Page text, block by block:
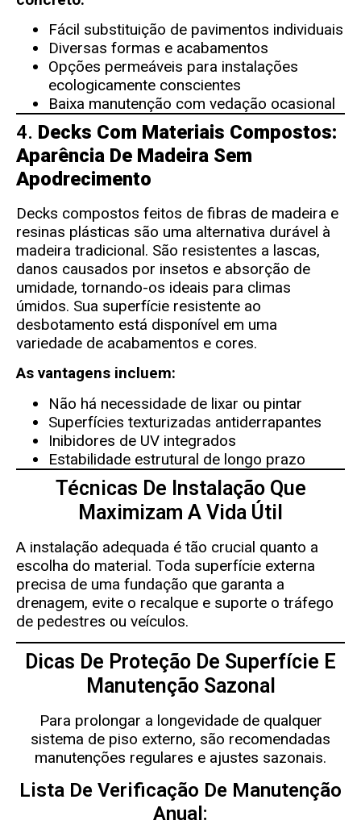
Fácil substituição de pavimentos individuais
Diversas formas e acabamentos
Opções permeáveis ​​para instalações
ecologicamente conscientes
Baixa manutenção com vedação ocasional
4. Decks Com Materiais Compostos:
Aparência De Madeira Sem
Apodrecimento
Decks compostos feitos de fibras de madeira e
resinas plásticas são uma alternativa durável à
madeira tradicional. São resistentes a lascas,
danos causados ​​por insetos e absorção de
umidade, tornando-os ideais para climas
úmidos. Sua superfície resistente ao
desbotamento está disponível em uma
variedade de acabamentos e cores.
As vantagens incluem:
Não há necessidade de lixar ou pintar
Superfícies texturizadas antiderrapantes
Inibidores de UV integrados
Estabilidade estrutural de longo prazo
Técnicas De Instalação Que
Maximizam A Vida Útil
A instalação adequada é tão crucial quanto a
escolha do material. Toda superfície externa
precisa de uma fundação que garanta a
drenagem, evite o recalque e suporte o tráfego
de pedestres ou veículos.
Dicas De Proteção De Superfície E
Manutenção Sazonal
Para prolongar a longevidade de qualquer
sistema de piso externo, são recomendadas
manutenções regulares e ajustes sazonais.
Lista De Verificação De Manutenção
Anual: